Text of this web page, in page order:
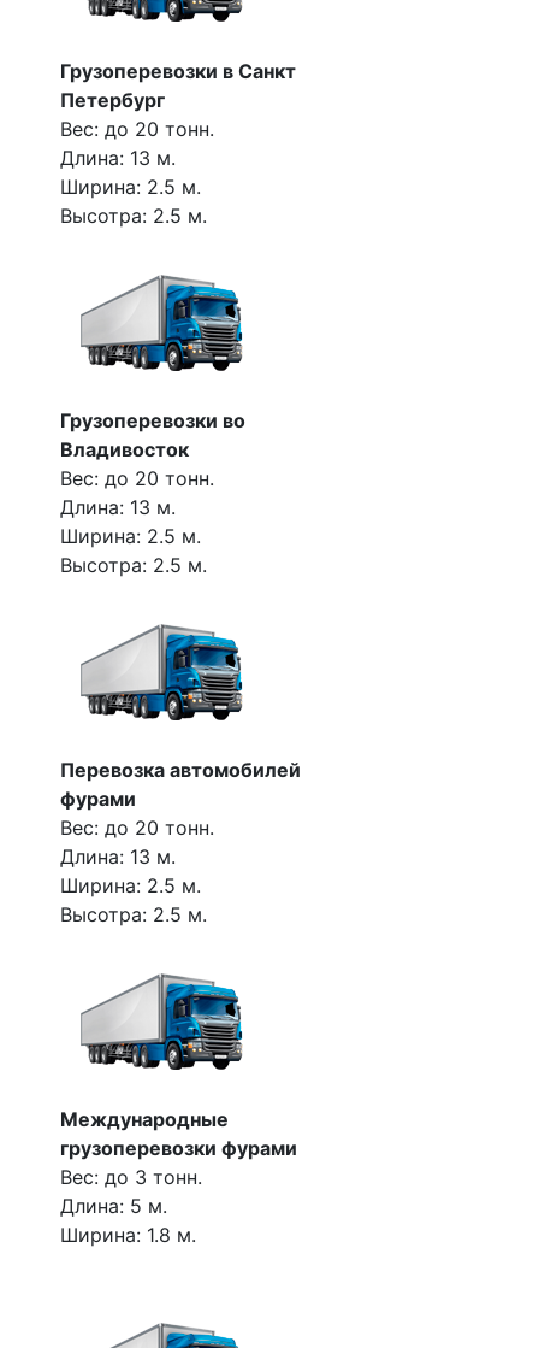
Грузоперевозки в Санкт
Петербург
Вес: до 20 тонн.
Длина: 13 м.
Ширина: 2.5 м.
Высотра: 2.5 м.
Грузоперевозки во
Владивосток
Вес: до 20 тонн.
Длина: 13 м.
Ширина: 2.5 м.
Высотра: 2.5 м.
Перевозка автомобилей
фурами
Вес: до 20 тонн.
Длина: 13 м.
Ширина: 2.5 м.
Высотра: 2.5 м.
Международные
грузоперевозки фурами
Вес: до 3 тонн.
Длина: 5 м.
Ширина: 1.8 м.